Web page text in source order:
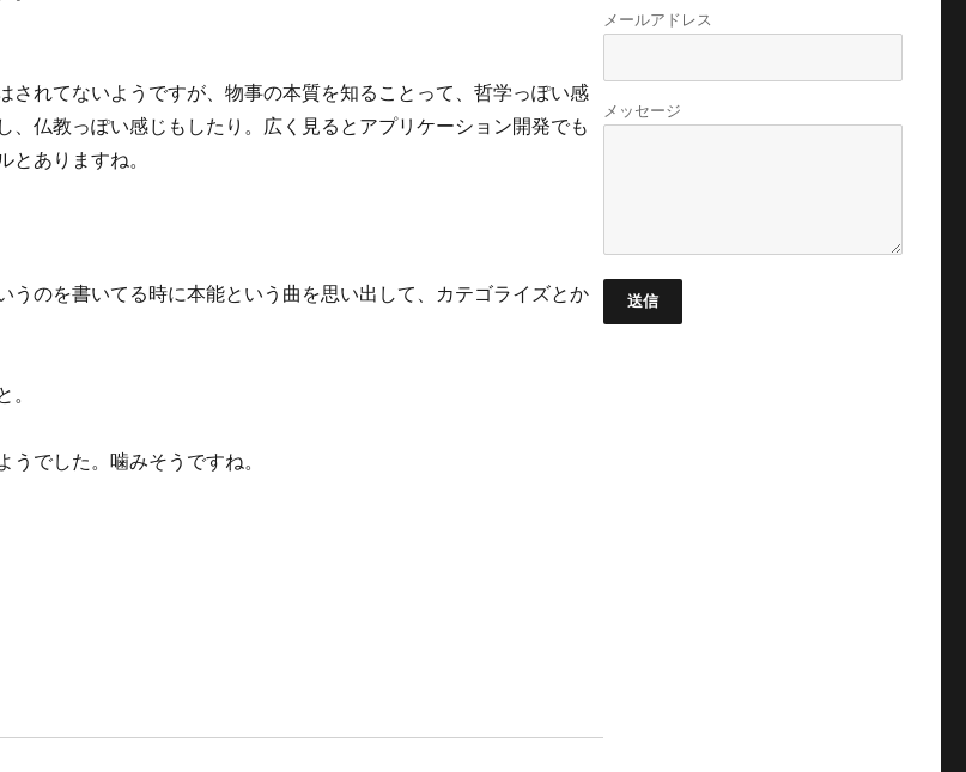
れてないようですが、物事の本質を知ることって、哲学っぽい感
仏教っぽい感じもしたり。広く見るとアプリケーション開発でも
ありますね。
のを書いてる時に本能という曲を思い出して、カテゴライズとか
でした。噛みそうですね。
メールアドレス
メッセージ
送信